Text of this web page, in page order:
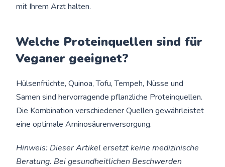
mit Ihrem Arzt halten.
Welche Proteinquellen sind für
Veganer geeignet?
Hülsenfrüchte, Quinoa, Tofu, Tempeh, Nüsse und
Samen sind hervorragende pflanzliche Proteinquellen.
Die Kombination verschiedener Quellen gewährleistet
eine optimale Aminosäurenversorgung.
Hinweis: Dieser Artikel ersetzt keine medizinische
Beratung. Bei gesundheitlichen Beschwerden